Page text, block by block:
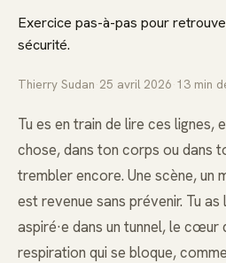
Exercice pas-à-pas pour
sécurité.
Thierry Sudan 25 avril 2026 13 min
Tu es en train de lire ces lignes,
chose, dans ton corps ou dans
trembler encore. Une scène, un
est revenue sans prévenir. Tu as
aspiré·e dans un tunnel, le cœur
respiration qui se bloque,